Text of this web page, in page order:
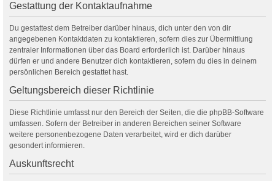
Gestattung der Kontaktaufnahme
Du gestattest dem Betreiber darüber hinaus, dich unter den von dir
angegebenen Kontaktdaten zu kontaktieren, sofern dies zur Übermittlung
zentraler Informationen über das Board erforderlich ist. Darüber hinaus
dürfen er und andere Benutzer dich kontaktieren, sofern du dies in deinem
persönlichen Bereich gestattet hast.
Geltungsbereich dieser Richtlinie
Diese Richtlinie umfasst nur den Bereich der Seiten, die die phpBB-Software
umfassen. Sofern der Betreiber in anderen Bereichen seiner Software
weitere personenbezogene Daten verarbeitet, wird er dich darüber
gesondert informieren.
Auskunftsrecht